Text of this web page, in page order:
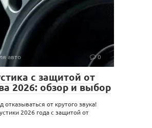
авто 0
с защитой от
2026: обзор и выбор
от крутого звука!
2026 года с защитой от